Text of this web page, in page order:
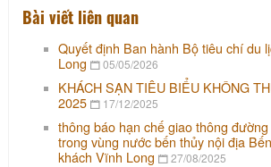
Bài viết liên quan
Quyết định Ban hành Bộ tiêu chí du
Long
05/05/2026
KHÁCH SẠN TIÊU BIỂU KHÔNG
2025
17/12/2025
thông báo hạn chế giao thông
trong vùng nước bến thủy nội địa
khách Vĩnh Long
27/08/2025